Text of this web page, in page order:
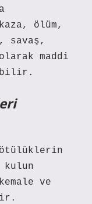
ölüm,
savaş,
maddi
ve